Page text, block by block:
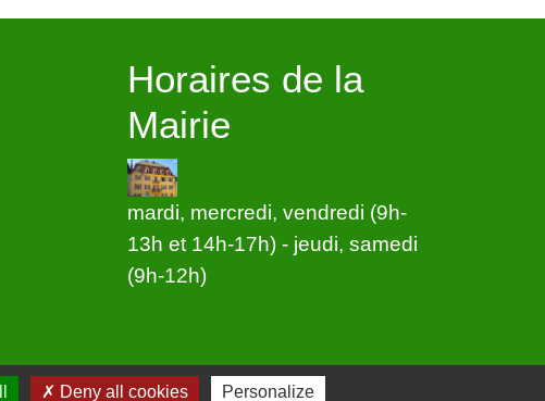
Horaires de la
Mairie
mardi, mercredi, vendredi (9h-
13h et 14h-17h) - jeudi, samedi
(9h-12h)
Deny all cookies Personalize